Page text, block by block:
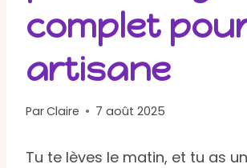
complet
artisane
ParClaire 7 août 2025
Tu te lèves le matin, et tu as